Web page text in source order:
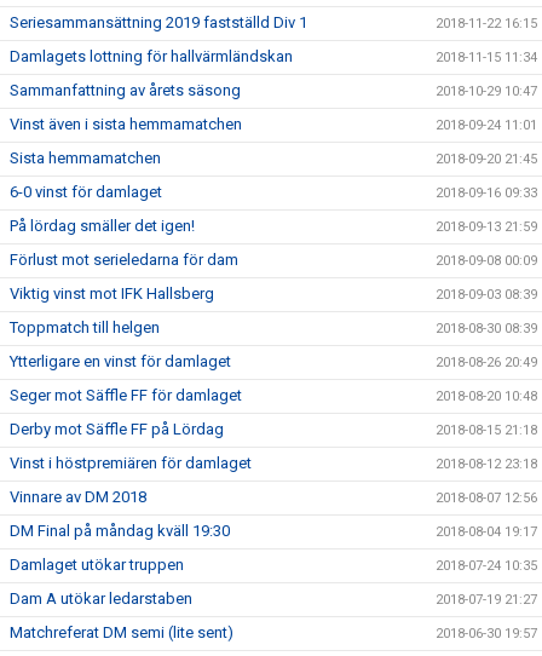
Seriesammansättning 2019 fastställd Div 1 2018-11-22 16:15
Damlagets lottning för hallvärmländskan 2018-11-15 11:34
Sammanfattning av årets säsong 2018-10-29 10:47
Vinst även i sista hemmamatchen 2018-09-24 11:01
Sista hemmamatchen 2018-09-20 21:45
6-0 vinst för damlaget 2018-09-16 09:33
På lördag smäller det igen! 2018-09-13 21:59
Förlust mot serieledarna för dam 2018-09-08 00:09
Viktig vinst mot IFK Hallsberg 2018-09-03 08:39
Toppmatch till helgen 2018-08-30 08:39
Ytterligare en vinst för damlaget 2018-08-26 20:49
Seger mot Säffle FF för damlaget 2018-08-20 10:48
Derby mot Säffle FF på Lördag 2018-08-15 21:18
Vinst i höstpremiären för damlaget 2018-08-12 23:18
Vinnare av DM 2018 2018-08-07 12:56
DM Final på måndag kväll 19:30 2018-08-04 19:17
Damlaget utökar truppen 2018-07-24 10:35
Dam A utökar ledarstaben 2018-07-19 21:27
Matchreferat DM semi (lite sent) 2018-06-30 19:57